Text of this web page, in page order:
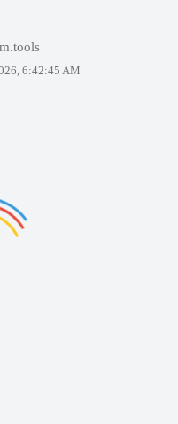
6:42:45 AM